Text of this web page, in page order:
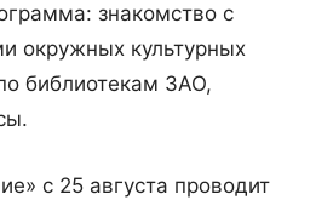
знакомство с
окружных культурных
библиотекам ЗАО,
с 25 августа проводит